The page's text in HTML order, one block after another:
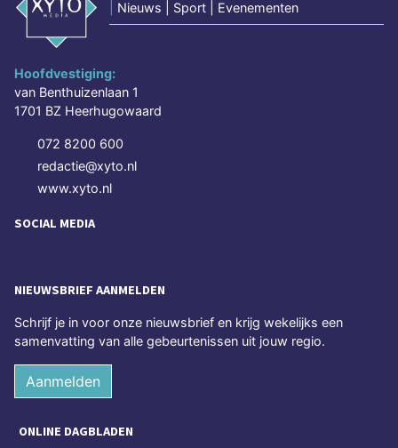
Nieuws | Sport | Evenementen
Hoofdvestiging:
van Benthuizenlaan 1
1701 BZ Heerhugowaard
072 8200 600
redactie@xyto.nl
www.xyto.nl
SOCIAL MEDIA
NIEUWSBRIEF AANMELDEN
Schrijf je in voor onze nieuwsbrief en krijg wekelijks een
samenvatting van alle gebeurtenissen uit jouw regio.
Aanmelden
ONLINE DAGBLADEN